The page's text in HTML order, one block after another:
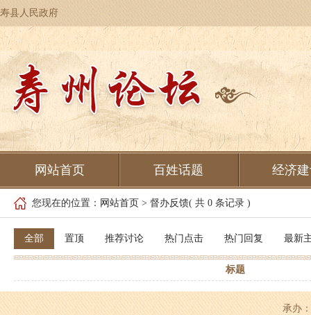
寿县人民政府
网站首页 百姓话题 经济
您现在的位置： 网站首页 > 督办反馈( 共 0 条记录 )
全部 置顶 推荐讨论 热门点击 热门回复 最新
标题
承办